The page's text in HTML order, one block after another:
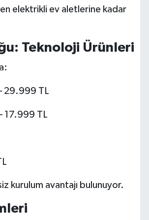
elektrikli ev aletlerine kadar
Teknoloji Ürünleri
29.999 TL
17.999 TL
kurulum avantajı bulunuyor.